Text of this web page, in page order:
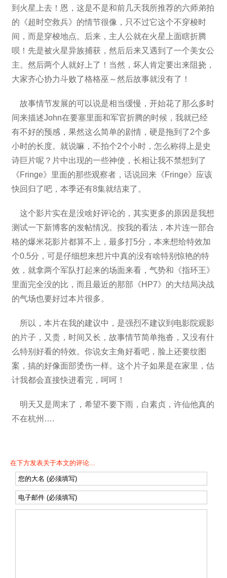
到火星上去！恩，这是不是和前几天我所推荐的六师弟拍
的《超时空救兵》的情节很像，只不过它这个不穿梭时
间，而是穿梭地点。后来，主人公就在火星上面瞎折腾
呗！先是被火星异族捕获，然后后来又遇到了一个美女公
主。然后两个人就好上了！当然，坏人肯定要出来阻挠，
大家齐心协力斗败了格格巫～然后故事就没有了！
故事情节发展的可以说是相当缓慢，开始花了那么多时
间来描述John在要塞里面和军官折腾的时候，我就已经
有不好的预感，果然这么简单的剧情，硬是拖到了2个多
小时的长度。就说嘛，不拍个2个小时，怎么称得上是史
诗巨片呢？片中出现的一些神使，长相让我不禁想到了
《Fringe》里面的那些观察者，话说回来《Fringe》应该
快回归了吧，本季还有8集就结束了。
这个影片实在是没啥好评论的，其实更多的原因是我想
测试一下新博客的发帖情况。按我的看法，本片连一部合
格的爆米花影片都算不上，最多打5分，本来想给特效加
个0.5分，可是仔细想来想片中真的没有啥特别惊艳的特
效，就拿两个军队打起来的场面来看，气势和《指环王》
里面完全没的比，而且最近的那部《HP7》的大结局决战
的气场也要好过本片很多。
所以，本片在我的建议中，是强烈不建议到电影院观影
的片子，又贵，时间又长，故事情节简单拖沓，又没有什
么特别好看的特效。你说女主角好看吧，脸上还要纹图
案，搞的好像面部烫伤一样。这个片子如果是在家里，估
计我都会直接快进看完，呵呵！
明天又是周末了，希望不要下雨，白素贞，许仙他真的
不在杭州….
在下方发表关于本文的评论...